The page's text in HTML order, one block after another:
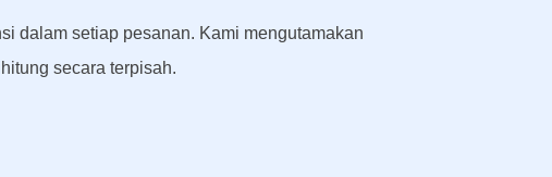
dalam setiap pesanan. Kami mengutamakan
secara terpisah.